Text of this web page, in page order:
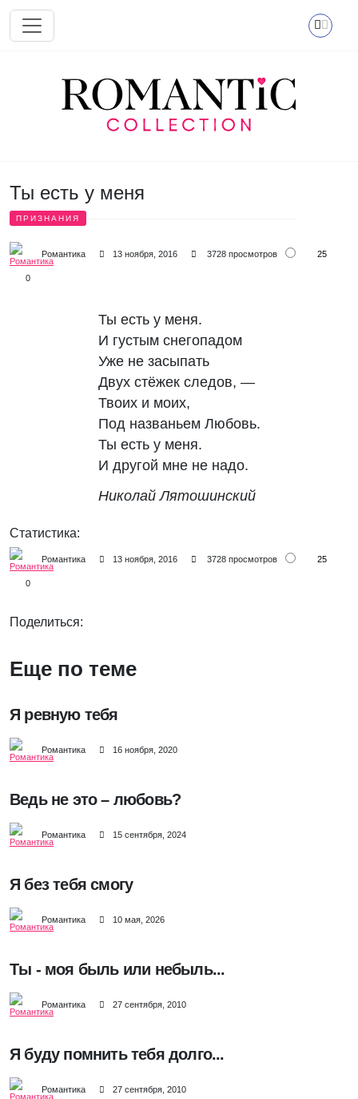
Перейти к основному содержанию
Ты есть у меня
ПРИЗНАНИЯ
Романтика 13 ноября, 2016 3728 просмотров 25
0
Ты есть у меня.
И густым снегопадом
Уже не засыпать
Двух стёжек следов, —
Твоих и моих,
Под названьем Любовь.
Ты есть у меня.
И другой мне не надо.
Николай Лятошинский
Статистика:
Романтика 13 ноября, 2016 3728 просмотров 25
0
Поделиться:
Еще по теме
Я ревную тебя
Романтика 16 ноября, 2020
Ведь не это – любовь?
Романтика 15 сентября, 2024
Я без тебя смогу
Романтика 10 мая, 2026
Ты - моя быль или небыль...
Романтика 27 сентября, 2010
Я буду помнить тебя долго...
Романтика 27 сентября, 2010